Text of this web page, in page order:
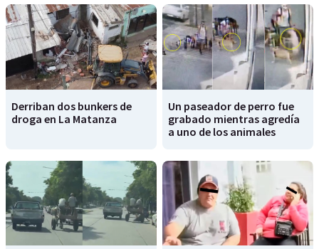
Derriban dos bunkers de
droga en La Matanza
Un paseador de perro fue
grabado mientras agredía
a uno de los animales